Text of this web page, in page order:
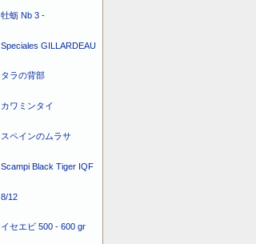
牡蛎 Nb 3 -
Speciales GILLARDEAU
タラの背部
カワミンタイ
スペインのムラサ
Scampi Black Tiger IQF
8/12
イセエビ 500 - 600 gr